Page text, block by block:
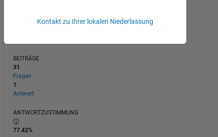
BEITRÄGE
31
Fragen
1
Antwort
ANTWORTZUSTIMMUNG
77.42%
Kontakt zu Ihrer lokalen Niederlassung